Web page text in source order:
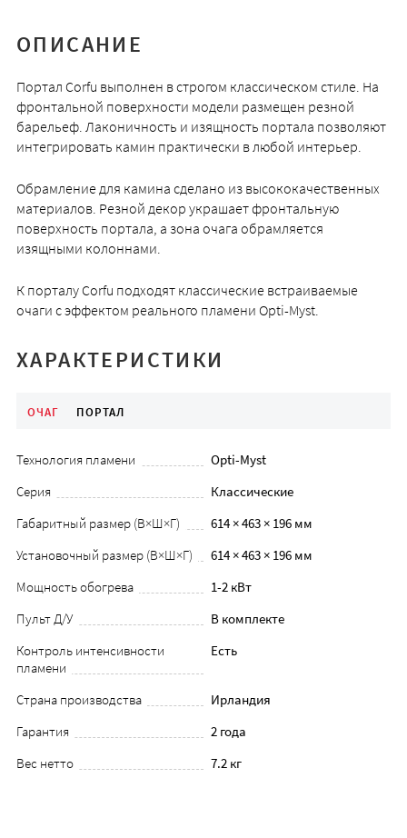
ОПИСАНИЕ
Портал Corfu выполнен в строгом классическом стиле. На
фронтальной поверхности модели размещен резной
барельеф. Лаконичность и изящность портала позволяют
интегрировать камин практически в любой интерьер.
Обрамление для камина сделано из высококачественных
материалов. Резной декор украшает фронтальную
поверхность портала, а зона очага обрамляется
изящными колоннами.
К порталу Corfu подходят классические встраиваемые
очаги с эффектом реального пламени Opti-Myst.
ХАРАКТЕРИСТИКИ
ОЧАГ ПОРТАЛ
Технология пламени
Opti-Myst
Серия
Классические
Габаритный размер (В×Ш×Г)
614 × 463 × 196 мм
Установочный размер (В×Ш×Г)
614 × 463 × 196 мм
Мощность обогрева
1-2 кВт
Пульт Д/У
В комплекте
Контроль интенсивности
пламени
Есть
Страна производства
Ирландия
Гарантия
2 года
Вес нетто
7.2 кг